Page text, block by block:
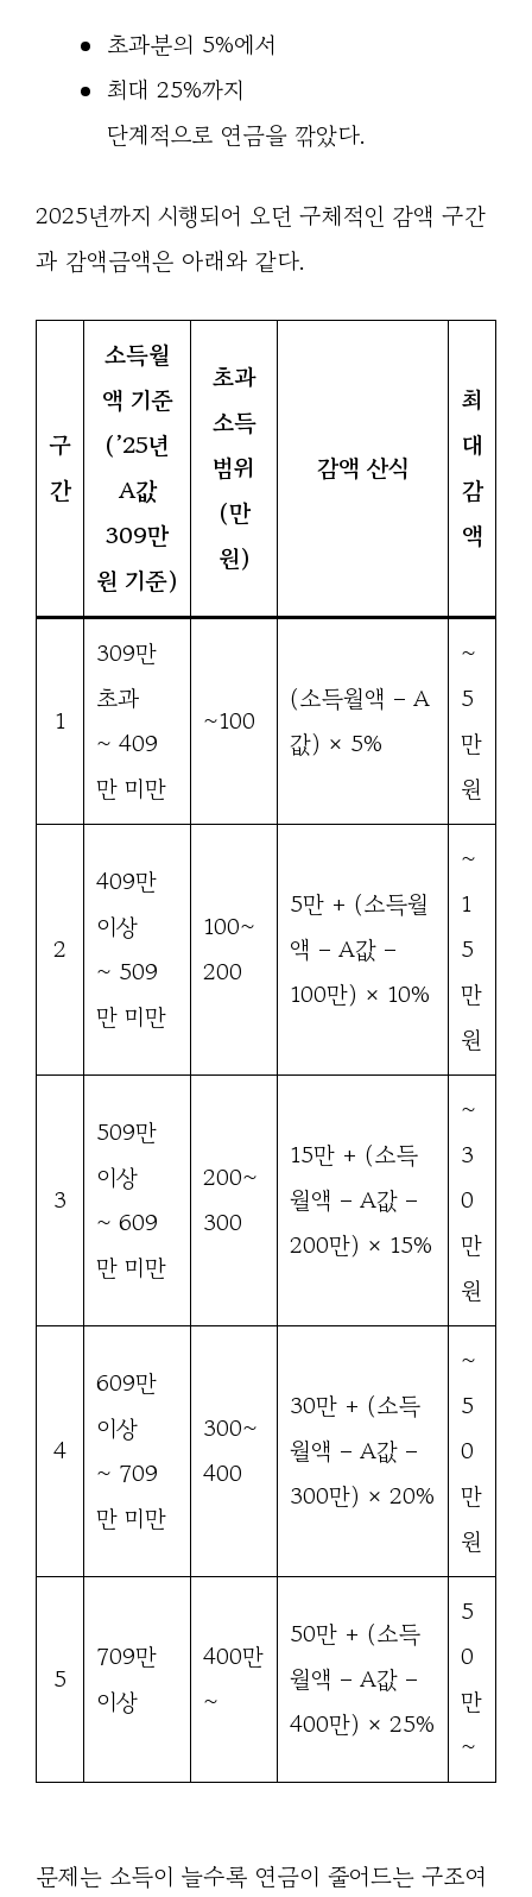
초과분의 5%에서
최대 25%까지
단계적으로 연금을 깎았다.
2025년까지 시행되어 오던 구체적인 감액 구간
과 감액금액은 아래와 같다.
구
간
소득월
액 기준
(’25년
A값
309만
원 기준)
초과
소득
범위
(만
원)
감액 산식
최
대
감
액
1
309만
초과
~ 409
만 미만
~100
(소득월액 – A
값) × 5%
~
5
만
원
2
409만
이상
~ 509
만 미만
100~
200
5만 + (소득월
액 – A값 –
100만) × 10%
~
1
5
만
원
3
509만
이상
~ 609
만 미만
200~
300
15만 + (소득
월액 – A값 –
200만) × 15%
~
3
0
만
원
4
609만
이상
~ 709
만 미만
300~
400
30만 + (소득
월액 – A값 –
300만) × 20%
~
5
0
만
원
5
709만
이상
400만
~
50만 + (소득
월액 – A값 –
400만) × 25%
5
0
만
~
문제는 소득이 늘수록 연금이 줄어드는 구조여